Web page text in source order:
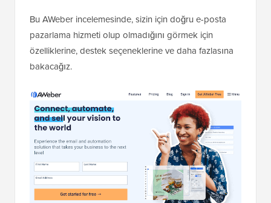
Bu AWeber incelemesinde, sizin için doğru e-posta
pazarlama hizmeti olup olmadığını görmek için
özelliklerine, destek seçeneklerine ve daha fazlasına
bakacağız.